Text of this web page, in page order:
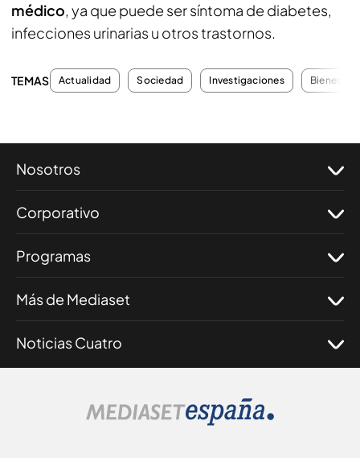
médico, ya que puede ser síntoma de diabetes,
infecciones urinarias u otros trastornos.
TEMAS Actualidad Sociedad Investigaciones Bienestar
Nosotros
Corporativo
Programas
Más de Mediaset
Noticias Cuatro